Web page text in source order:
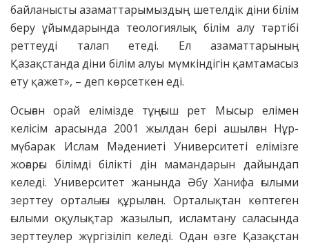
байланысты азаматтарымыздың шетелдік діни білім
беру ұйымдарында теологиялық білім алу тәртібі
реттеуді талап етеді. Ел азаматтарының
Қазақстанда діни білім алуы мүмкіндігін қамтамасыз
ету қажет», – деп көрсеткен еді.
Осыған орай елімізде тұңғыш рет Мысыр елімен
келісім арасында 2001 жылдан бері ашылған Нұр-
мүбарак Ислам Мәдениеті Университеті елімізге
жоғарғы білімді білікті дін мамандарын дайындап
келеді. Университет жанында Әбу Ханифа ғылыми
зерттеу орталығы құрылған. Орталықтан көптеген
ғылыми оқулықтар жазылып, исламтану саласында
зерттеулер жүргізіліп келеді. Одан өзге Қазақстан